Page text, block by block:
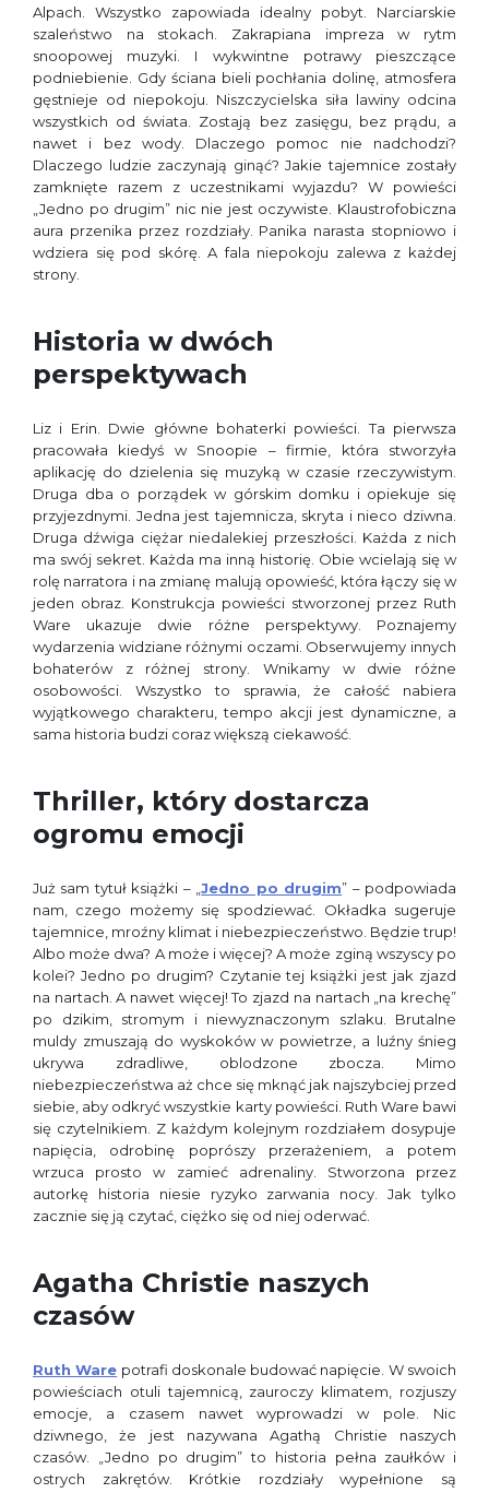
Alpach. Wszystko zapowiada idealny pobyt. Narciarskie
szaleństwo na stokach. Zakrapiana impreza w rytm
snoopowej muzyki. I wykwintne potrawy pieszczące
podniebienie. Gdy ściana bieli pochłania dolinę, atmosfera
gęstnieje od niepokoju. Niszczycielska siła lawiny odcina
wszystkich od świata. Zostają bez zasięgu, bez prądu, a
nawet i bez wody. Dlaczego pomoc nie nadchodzi?
Dlaczego ludzie zaczynają ginąć? Jakie tajemnice zostały
zamknięte razem z uczestnikami wyjazdu? W powieści
„Jedno po drugim” nic nie jest oczywiste. Klaustrofobiczna
aura przenika przez rozdziały. Panika narasta stopniowo i
wdziera się pod skórę. A fala niepokoju zalewa z każdej
strony.
Historia w dwóch
perspektywach
Liz i Erin. Dwie główne bohaterki powieści. Ta pierwsza
pracowała kiedyś w Snoopie – firmie, która stworzyła
aplikację do dzielenia się muzyką w czasie rzeczywistym.
Druga dba o porządek w górskim domku i opiekuje się
przyjezdnymi. Jedna jest tajemnicza, skryta i nieco dziwna.
Druga dźwiga ciężar niedalekiej przeszłości. Każda z nich
ma swój sekret. Każda ma inną historię. Obie wcielają się w
rolę narratora i na zmianę malują opowieść, która łączy się w
jeden obraz. Konstrukcja powieści stworzonej przez Ruth
Ware ukazuje dwie różne perspektywy. Poznajemy
wydarzenia widziane różnymi oczami. Obserwujemy innych
bohaterów z różnej strony. Wnikamy w dwie różne
osobowości. Wszystko to sprawia, że całość nabiera
wyjątkowego charakteru, tempo akcji jest dynamiczne, a
sama historia budzi coraz większą ciekawość.
Thriller, który dostarcza
ogromu emocji
Już sam tytuł książki – „Jedno po drugim” – podpowiada
nam, czego możemy się spodziewać. Okładka sugeruje
tajemnice, mroźny klimat i niebezpieczeństwo. Będzie trup!
Albo może dwa? A może i więcej? A może zginą wszyscy po
kolei? Jedno po drugim? Czytanie tej książki jest jak zjazd
na nartach. A nawet więcej! To zjazd na nartach „na krechę”
po dzikim, stromym i niewyznaczonym szlaku. Brutalne
muldy zmuszają do wyskoków w powietrze, a luźny śnieg
ukrywa zdradliwe, oblodzone zbocza. Mimo
niebezpieczeństwa aż chce się mknąć jak najszybciej przed
siebie, aby odkryć wszystkie karty powieści. Ruth Ware bawi
się czytelnikiem. Z każdym kolejnym rozdziałem dosypuje
napięcia, odrobinę poprószy przerażeniem, a potem
wrzuca prosto w zamieć adrenaliny. Stworzona przez
autorkę historia niesie ryzyko zarwania nocy. Jak tylko
zacznie się ją czytać, ciężko się od niej oderwać.
Agatha Christie naszych
czasów
Ruth Ware potrafi doskonale budować napięcie. W swoich
powieściach otuli tajemnicą, zauroczy klimatem, rozjuszy
emocje, a czasem nawet wyprowadzi w pole. Nic
dziwnego, że jest nazywana Agathą Christie naszych
czasów. „Jedno po drugim” to historia pełna zaułków i
ostrych zakrętów. Krótkie rozdziały wypełnione są